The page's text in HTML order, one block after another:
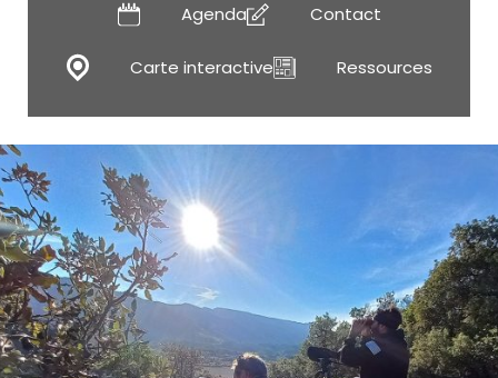
Agenda Contact
Carte interactive Ressources